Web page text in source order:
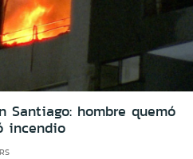
Santiago: hombre quemó
incendio